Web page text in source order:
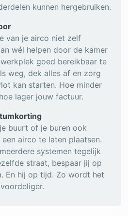
kunnen hergebruiken.
van je airco niet zelf
wél helpen door de kamer
goed bereikbaar te
weg, dek alles af en zorg
kan starten. Hoe minder
lager jouw factuur.
buurt of je buren ook
airco te laten plaatsen.
systemen tegelijk
straat, bespaar jij op
En hij op tijd. Zo wordt het